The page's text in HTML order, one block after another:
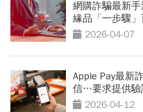
網購詐騙最新
緣品「一步驟
看 2026-04-07
Apple Pay最新
信…要求提供驗
小心2026-04-12